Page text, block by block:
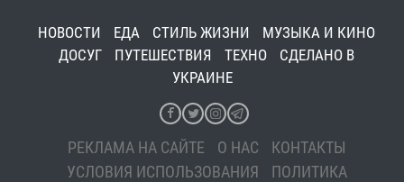
НОВОСТИ ЕДА СТИЛЬ ЖИЗНИ
МУЗЫКА И КИНО
ДОСУГ
ПУТЕШЕСТВИЯ ТЕХНО
СДЕЛАНО В
УКРАИНЕ
РЕКЛАМА НА САЙТЕ О НАС
КОНТАКТЫ
УСЛОВИЯ ИСПОЛЬЗОВАНИЯ
ПОЛИТИКА